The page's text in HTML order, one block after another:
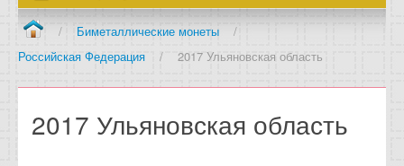
Как сделать заказ
Оплата и доставка
Вопрос-ответ
/ Биметаллические монеты
/
Российская Федерация
/ 2017 Ульяновская область
2017 Ульяновская область